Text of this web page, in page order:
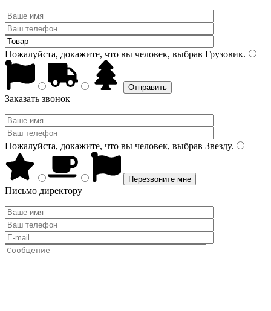
Пожалуйста, докажите, что вы человек, выбрав Грузовик.
Заказать звонок
Пожалуйста, докажите, что вы человек, выбрав Звезду.
Письмо директору